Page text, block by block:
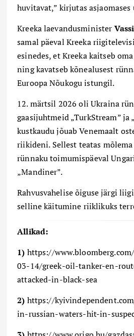
huvitavat,” kirjutas asjaomases
Kreeka laevandusminister
samal päeval Kreeka
esinedes, et Kreeka kaitseb
ning kavatseb kõnealusest
Euroopa Nõukogu istungil.
12. märtsil 2026 oli Ukraina
gaasijuhtmeid „TurkStream” ja
kustkaudu jõuab Venemaalt
riikideni. Sellest teatas
rünnaku toimumispäeval
„Mandiner”.
Rahvusvahelise õiguse järgi
selline käitumine riiklikuks
Allikad:
1) https://
03-14/greek-oil-tanker-en-
attacked-in-black-sea
2) https://
in-russian-waters-hit-in-